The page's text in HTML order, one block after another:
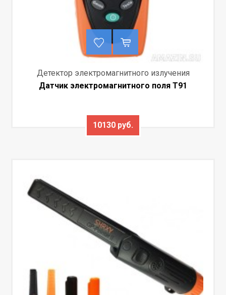
Детектор электромагнитного излучения
Датчик электромагнитного поля T91
10130 руб.